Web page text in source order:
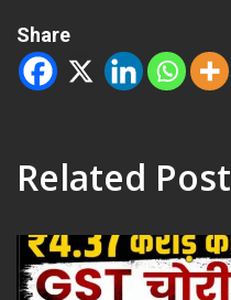
Share
Related Post